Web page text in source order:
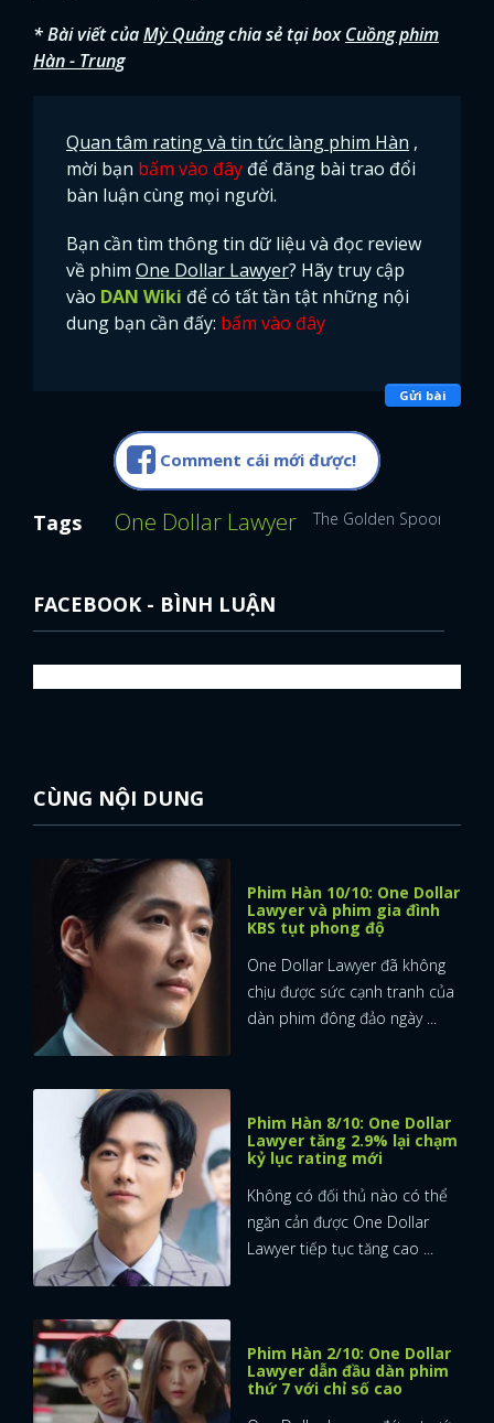
* Bài viết củaMỳ Quảngchia sẻ tại boxCuồng phim
Hàn - Trung
Quan tâm rating và tin tức làng phim Hàn ,
mời bạn bấm vào đây để đăng bài trao đổi
bàn luận cùng mọi người.
Bạn cần tìm thông tin dữ liệu và đọc review
về phim One Dollar Lawyer? Hãy truy cập
vào DAN Wiki để có tất tần tật những nội
dung bạn cần đấy: bấm vào đây
Gửi bài
Comment cái mới được!
Tags One Dollar Lawyer The Golden Spoon
FACEBOOK - BÌNH LUẬN
CÙNG NỘI DUNG
Phim Hàn 10/10: One Dollar
Lawyer và phim gia đình
KBS tụt phong độ
One Dollar Lawyer đã không
chịu được sức cạnh tranh của
dàn phim đông đảo ngày ...
Phim Hàn 8/10: One Dollar
Lawyer tăng 2.9% lại chạm
kỷ lục rating mới
Không có đối thủ nào có thể
ngăn cản được One Dollar
Lawyer tiếp tục tăng cao ...
Phim Hàn 2/10: One Dollar
Lawyer dẫn đầu dàn phim
thứ 7 với chỉ số cao